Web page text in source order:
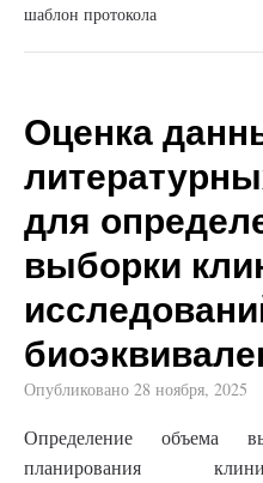
шаблон протокола
Оценка
для
выборки
Опубликовано 28 ноября, 2025
Определение
планирования